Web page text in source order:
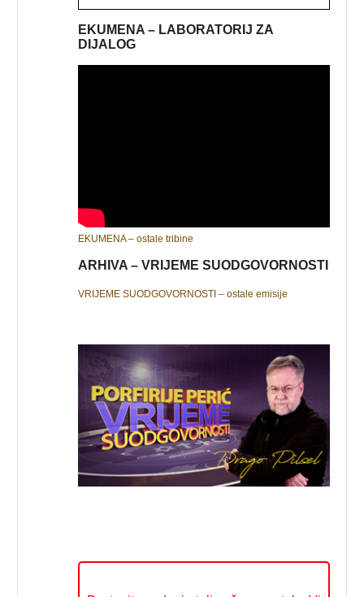
EKUMENA – LABORATORIJ ZA
DIJALOG
EKUMENA – ostale tribine
ARHIVA – VRIJEME SUODGOVORNOSTI
VRIJEME SUODGOVORNOSTI – ostale emisije